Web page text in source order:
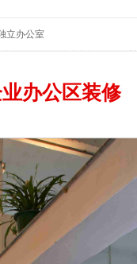
立办公室
办公区装修